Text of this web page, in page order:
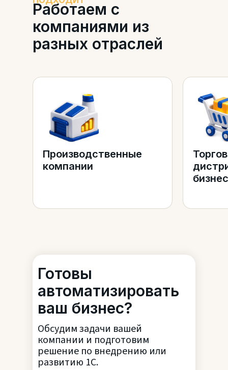
Работаем с
компаниями из
разных отраслей
Производственные
компании
Готовы
автоматизировать
ваш бизнес?
Обсудим задачи вашей
компании и подготовим
решение по внедрению или
развитию 1С.